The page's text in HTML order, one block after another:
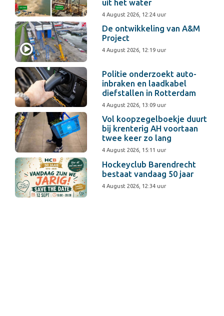
uit het water
4 August 2026, 12:24 uur
De ontwikkeling van A&M
Project
4 August 2026, 12:19 uur
Politie onderzoekt auto-
inbraken en laadkabel
diefstallen in Rotterdam
4 August 2026, 13:09 uur
Vol koopzegelboekje duurt
bij krenterig AH voortaan
twee keer zo lang
4 August 2026, 15:11 uur
Hockeyclub Barendrecht
bestaat vandaag 50 jaar
4 August 2026, 12:34 uur